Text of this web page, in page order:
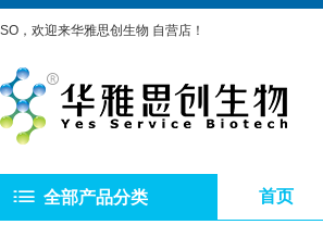
SO，欢迎来华雅思创生物 自营店！
全部产品分类 首页